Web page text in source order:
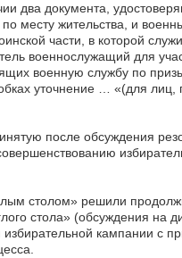
два документа,
месту жительства, и
части, в которой
военнослужащий для
военную службу по
уточнение … «(для
после обсуждения
столом» решили
стола» (обсуждения на
кампании с